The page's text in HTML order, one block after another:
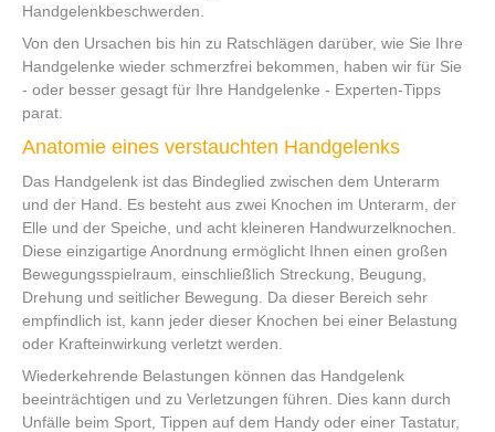
Handgelenkbeschwerden.
Von den Ursachen bis hin zu Ratschlägen darüber, wie Sie Ihre
Handgelenke wieder schmerzfrei bekommen, haben wir für Sie
- oder besser gesagt für Ihre Handgelenke - Experten-Tipps
parat.
Anatomie eines verstauchten Handgelenks
Das Handgelenk ist das Bindeglied zwischen dem Unterarm
und der Hand. Es besteht aus zwei Knochen im Unterarm, der
Elle und der Speiche, und acht kleineren Handwurzelknochen.
Diese einzigartige Anordnung ermöglicht Ihnen einen großen
Bewegungsspielraum, einschließlich Streckung, Beugung,
Drehung und seitlicher Bewegung. Da dieser Bereich sehr
empfindlich ist, kann jeder dieser Knochen bei einer Belastung
oder Krafteinwirkung verletzt werden.
Wiederkehrende Belastungen können das Handgelenk
beeinträchtigen und zu Verletzungen führen. Dies kann durch
Unfälle beim Sport, Tippen auf dem Handy oder einer Tastatur,